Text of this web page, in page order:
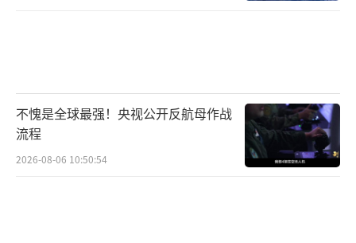
不愧是全球最强！央视公开反航母作战
流程
2026-08-06 10:50:54